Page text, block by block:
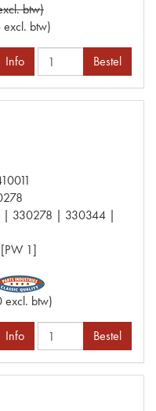
btw)
btw)
Info Bestel
| 330278 | 330344 |
1]
btw)
Info Bestel